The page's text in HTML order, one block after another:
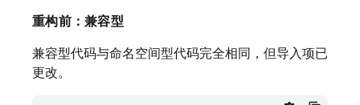
重构前：兼容型
兼容型代码与命名空间型代码完全相同，但导入项已
更改。